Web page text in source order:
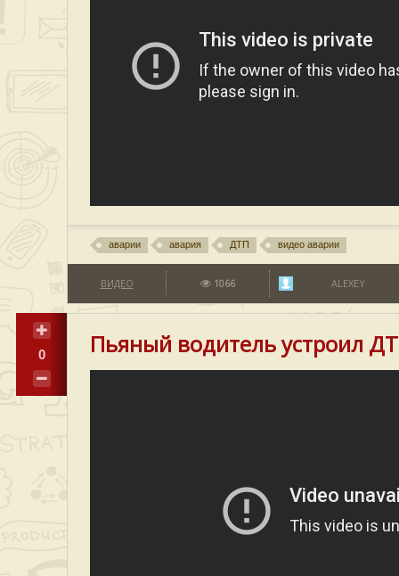
аварии авария ДТП видео аварии
ВИДЕО 1066 ALEXEY
0 Пьяный водитель устроил